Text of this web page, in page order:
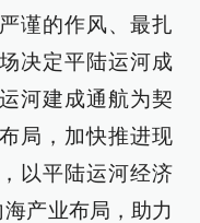
谨的作风、最扎
决定平陆运河成
河建成通航为契
局，加快推进现
以平陆运河经济
产业布局，助力